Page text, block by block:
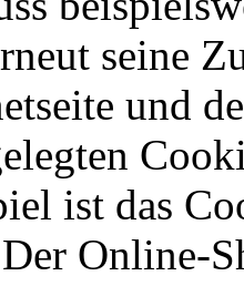
seine
und
ist das
Online-